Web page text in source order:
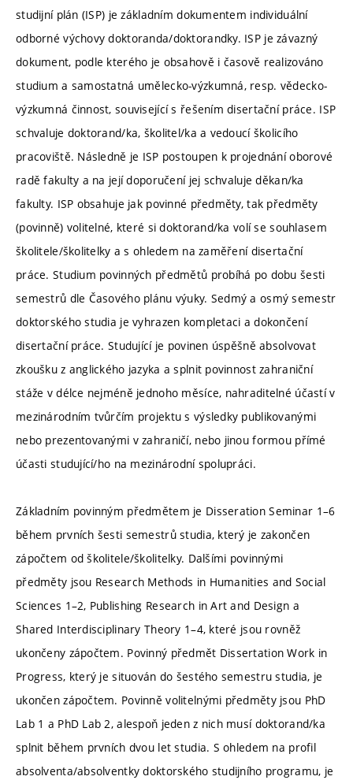
studijní plán (ISP) je základním dokumentem individuální
odborné výchovy doktoranda/doktorandky. ISP je závazný
dokument, podle kterého je obsahově i časově realizováno
studium a samostatná umělecko-výzkumná, resp. vědecko-
výzkumná činnost, související s řešením disertační práce. ISP
schvaluje doktorand/ka, školitel/ka a vedoucí školicího
pracoviště. Následně je ISP postoupen k projednání oborové
radě fakulty a na její doporučení jej schvaluje děkan/ka
fakulty. ISP obsahuje jak povinné předměty, tak předměty
(povinně) volitelné, které si doktorand/ka volí se souhlasem
školitele/školitelky a s ohledem na zaměření disertační
práce. Studium povinných předmětů probíhá po dobu šesti
semestrů dle Časového plánu výuky. Sedmý a osmý semestr
doktorského studia je vyhrazen kompletaci a dokončení
disertační práce. Studující je povinen úspěšně absolvovat
zkoušku z anglického jazyka a splnit povinnost zahraniční
stáže v délce nejméně jednoho měsíce, nahraditelné účastí v
mezinárodním tvůrčím projektu s výsledky publikovanými
nebo prezentovanými v zahraničí, nebo jinou formou přímé
účasti studující/ho na mezinárodní spolupráci.
Základním povinným předmětem je Disseration Seminar 1–6
během prvních šesti semestrů studia, který je zakončen
zápočtem od školitele/školitelky. Dalšími povinnými
předměty jsou Research Methods in Humanities and Social
Sciences 1–2, Publishing Research in Art and Design a
Shared Interdisciplinary Theory 1–4, které jsou rovněž
ukončeny zápočtem. Povinný předmět Dissertation Work in
Progress, který je situován do šestého semestru studia, je
ukončen zápočtem. Povinně volitelnými předměty jsou PhD
Lab 1 a PhD Lab 2, alespoň jeden z nich musí doktorand/ka
splnit během prvních dvou let studia. S ohledem na profil
absolventa/absolventky doktorského studijního programu, je